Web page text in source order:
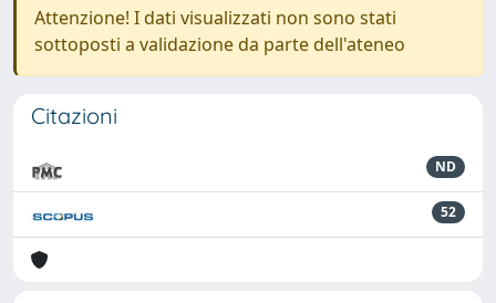
Attenzione! I dati visualizzati non sono stati
sottoposti a validazione da parte dell'ateneo
Citazioni
ND
52